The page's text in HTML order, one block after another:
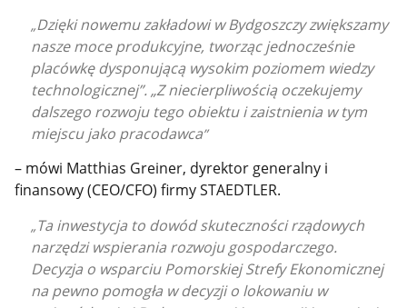
Dzięki nowemu zakładowi w Bydgoszczy zwiększamy
nasze moce produkcyjne, tworząc jednocześnie
placówkę dysponującą wysokim poziomem wiedzy
technologicznej”. „Z niecierpliwością oczekujemy
dalszego rozwoju tego obiektu i zaistnienia w tym
miejscu jako pracodawca
– mówi Matthias Greiner, dyrektor generalny i
finansowy (CEO/CFO) firmy STAEDTLER.
Ta inwestycja to dowód skuteczności rządowych
narzędzi wspierania rozwoju gospodarczego.
Decyzja o wsparciu Pomorskiej Strefy Ekonomicznej
na pewno pomogła w decyzji o lokowaniu w